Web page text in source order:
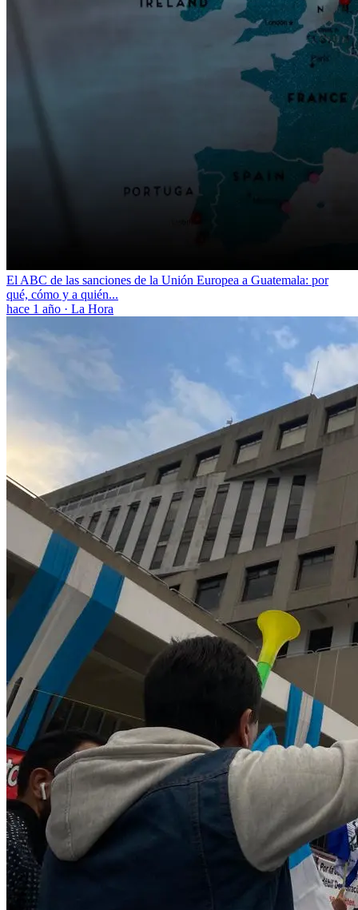
El ABC de las sanciones de la Unión Europea a Guatemala: por
qué, cómo y a quién...
hace 1 año · La Hora